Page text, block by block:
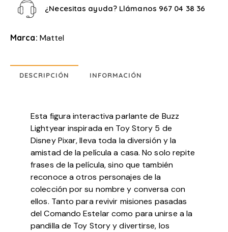
¿Necesitas ayuda? Llámanos 967 04 38 36
Marca: Mattel
DESCRIPCIÓN INFORMACIÓN
Esta figura interactiva parlante de Buzz
Lightyear inspirada en Toy Story 5 de
Disney Pixar, lleva toda la diversión y la
amistad de la película a casa. No solo repite
frases de la película, sino que también
reconoce a otros personajes de la
colección por su nombre y conversa con
ellos. Tanto para revivir misiones pasadas
del Comando Estelar como para unirse a la
pandilla de Toy Story y divertirse, los